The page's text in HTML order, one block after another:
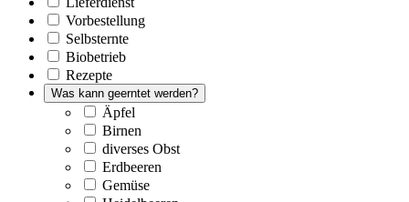
Vorbestellung
Selbsternte
Biobetrieb
Rezepte
Was kann geerntet werden?
Äpfel
Birnen
diverses Obst
Erdbeeren
Gemüse